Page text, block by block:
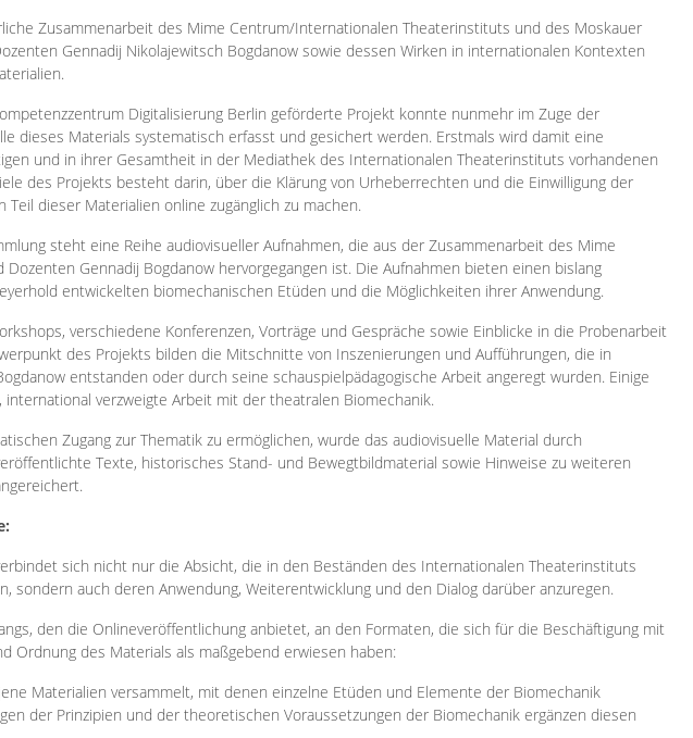
Zusammenarbeit des Mime Centrum/Internationalen Theaterinstituts und des Moskauer
Gennadij Nikolajewitsch Bogdanow sowie dessen Wirken in internationalen Kontexten
Digitalisierung Berlin geförderte Projekt konnte nunmehr im Zuge der
dieses Materials systematisch erfasst und gesichert werden. Erstmals wird damit eine
und in ihrer Gesamtheit in der Mediathek des Internationalen Theaterinstituts vorhandenen
des Projekts besteht darin, über die Klärung von Urheberrechten und die Einwilligung der
dieser Materialien online zugänglich zu machen.
steht eine Reihe audiovisueller Aufnahmen, die aus der Zusammenarbeit des Mime
Gennadij Bogdanow hervorgegangen ist. Die Aufnahmen bieten einen bislang
entwickelten biomechanischen Etüden und die Möglichkeiten ihrer Anwendung.
verschiedene Konferenzen, Vorträge und Gespräche sowie Einblicke in die Probenarbeit
des Projekts bilden die Mitschnitte von Inszenierungen und Aufführungen, die in
entstanden oder durch seine schauspielpädagogische Arbeit angeregt wurden. Einige
verzweigte Arbeit mit der theatralen Biomechanik.
Zugang zur Thematik zu ermöglichen, wurde das audiovisuelle Material durch
Texte, historisches Stand- und Bewegtbildmaterial sowie Hinweise zu weiteren
sich nicht nur die Absicht, die in den Beständen des Internationalen Theaterinstituts
sondern auch deren Anwendung, Weiterentwicklung und den Dialog darüber anzuregen.
den die Onlineveröffentlichung anbietet, an den Formaten, die sich für die Beschäftigung mit
Ordnung des Materials als maßgebend erwiesen haben:
Materialien versammelt, mit denen einzelne Etüden und Elemente der Biomechanik
der Prinzipien und der theoretischen Voraussetzungen der Biomechanik ergänzen diesen